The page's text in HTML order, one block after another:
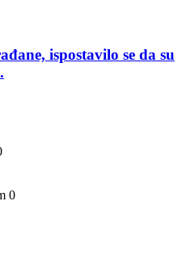
ispostavilo se da su
0